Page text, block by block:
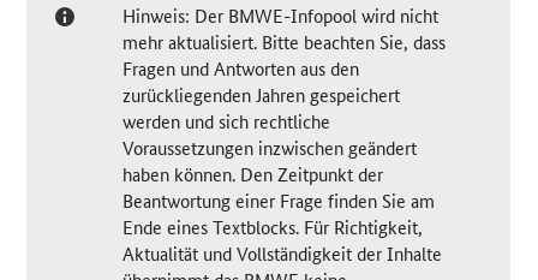
Hinweis: Der BMWE-Infopool wird nicht
mehr aktualisiert. Bitte beachten Sie, dass
Fragen und Antworten aus den
zurückliegenden Jahren gespeichert
werden und sich rechtliche
Voraussetzungen inzwischen geändert
haben können. Den Zeitpunkt der
Beantwortung einer Frage finden Sie am
Ende eines Textblocks. Für Richtigkeit,
Aktualität und Vollständigkeit der Inhalte